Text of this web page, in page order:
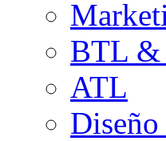
BTL &
ATL